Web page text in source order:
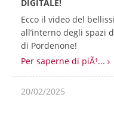
DIGITALE!
Ecco il video del
all’interno degli spazi
di Pordenone!
Per saperne di piÃ¹...
20/02/2025